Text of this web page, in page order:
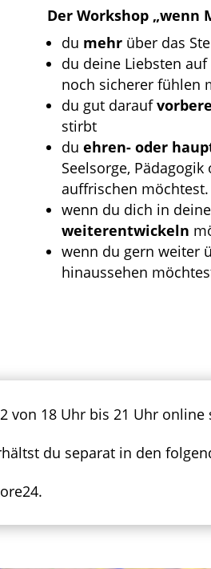
Der Workshop „wenn
du mehrüber das
du deine Liebsten
noch sicherer fühlen
du gut darauf
stirbt
du ehren- oder
Seelsorge,
auffrischen möchtest.
wenn du dich in
weiterentwickeln
wenn du gern weiter
hinaussehen
von 18 Uhr bis 21 Uhr online
du separat in den